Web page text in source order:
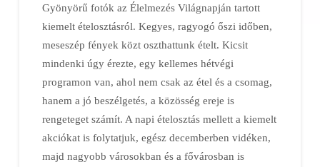
Gyönyörű fotók az Élelmezés Világnapján tartott
kiemelt ételosztásról. Kegyes, ragyogó őszi időben,
meseszép fények közt oszthattunk ételt. Kicsit
mindenki úgy érezte, egy kellemes hétvégi
programon van, ahol nem csak az étel és a csomag,
hanem a jó beszélgetés, a közösség ereje is
rengeteget számít. A napi ételosztás mellett a kiemelt
akciókat is folytatjuk, egész decemberben vidéken,
majd nagyobb városokban és a fővárosban is